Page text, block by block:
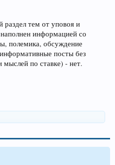
раздел тем от уповоя и
информацией со
полемика, обсуждение
посты без
мыслей по ставке) - нет.